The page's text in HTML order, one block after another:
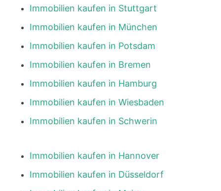
Immobilien kaufen in Stuttgart
Immobilien kaufen in München
Immobilien kaufen in Potsdam
Immobilien kaufen in Bremen
Immobilien kaufen in Hamburg
Immobilien kaufen in Wiesbaden
Immobilien kaufen in Schwerin
Immobilien kaufen in Hannover
Immobilien kaufen in Düsseldorf